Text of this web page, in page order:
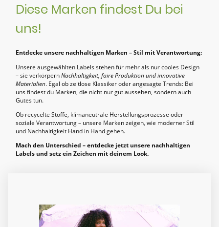
Diese Marken findest Du bei
uns!
Entdecke unsere nachhaltigen Marken – Stil mit Verantwortung:
Unsere ausgewählten Labels stehen für mehr als nur cooles Design
– sie verkörpernNachhaltigkeit, faire Produktion und innovative
Materialien. Egal ob zeitlose Klassiker oder angesagte Trends: Bei
uns findest du Marken, die nicht nur gut aussehen, sondern auch
Gutes tun.
Ob recycelte Stoffe, klimaneutrale Herstellungsprozesse oder
soziale Verantwortung – unsere Marken zeigen, wie moderner Stil
und Nachhaltigkeit Hand in Hand gehen.
Mach den Unterschied – entdecke jetzt unsere nachhaltigen
Labels und setz ein Zeichen mit deinem Look.